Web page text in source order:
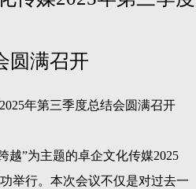
圆满召开
年第三季度总结会圆满召开
越”为主题的卓企文化传媒2025
举行。本次会议不仅是对过去一